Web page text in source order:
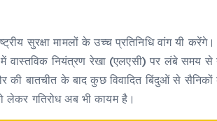
सुरक्षा मामलों के उच्च प्रतिनिधि वांग यी
में वास्तविक नियंत्रण रेखा (एलएसी) पर लंबे समय से
की बातचीत के बाद कुछ विवादित बिंदुओं से
लेकर गतिरोध अब भी कायम है।